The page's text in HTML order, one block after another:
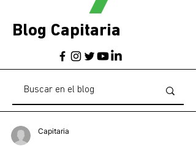
Blog Capitaria
Capitaria